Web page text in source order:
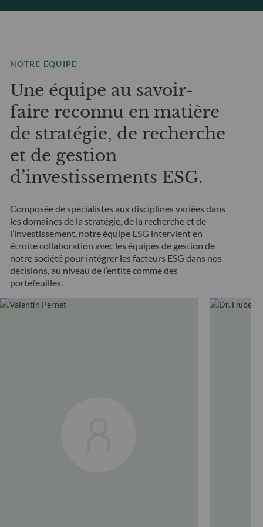
NOTRE ÉQUIPE
Une équipe au savoir-
faire reconnu en matière
de stratégie, de recherche
et de gestion
d’investissements ESG.
Composée de spécialistes aux disciplines variées dans
les domaines de la stratégie, de la recherche et de
l’investissement, notre équipe ESG intervient en
étroite collaboration avec les équipes de gestion de
notre société pour intégrer les facteurs ESG dans nos
décisions, au niveau de l’entité comme des
portefeuilles.